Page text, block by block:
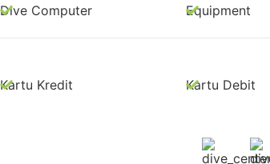
Dive Computer Equipment
Kartu Kredit Kartu Debit